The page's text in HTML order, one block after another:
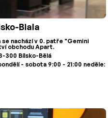
Biala
nachází v 0. patře "Gemini
obchodu Apart.
300 Bílsko-Bělá
- sobota 9:00 - 21:00 neděle: